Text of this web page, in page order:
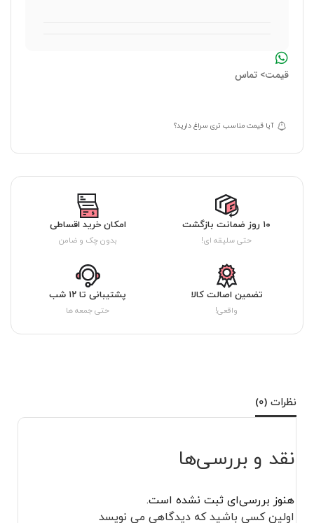
قیمت> تماس
آیا قیمت مناسب تری سراغ دارید؟
۱۰ روز ضمانت بازگشت
حتی سلیقه ای!
امکان خرید اقساطی
بدون چک و ضامن
تضمین اصالت کالا
واقعی!
پشتیبانی تا ۱۲ شب
حتی جمعه ها
نظرات (0)
نقد و بررسی‌ها
هنوز بررسی‌ای ثبت نشده است.
اولین کسی باشید که دیدگاهی می نویسد